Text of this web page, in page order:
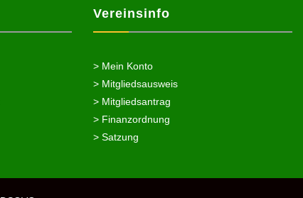
Vereinsinfo
> Mein Konto
> Mitgliedsausweis
> Mitgliedsantrag
> Finanzordnung
> Satzung